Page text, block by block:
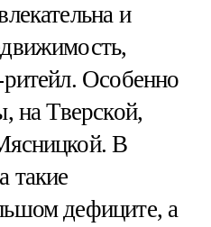
и
Особенно
на Тверской,
В
такие
дефиците, а